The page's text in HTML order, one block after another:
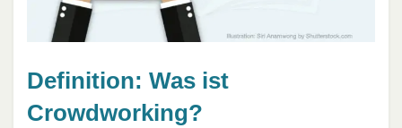
Definition: Was ist
Crowdworking?